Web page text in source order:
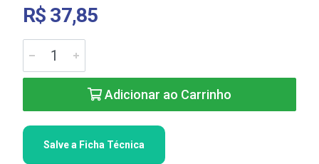
R$ 37,85
Adicionar ao Carrinho
Salve a Ficha Técnica